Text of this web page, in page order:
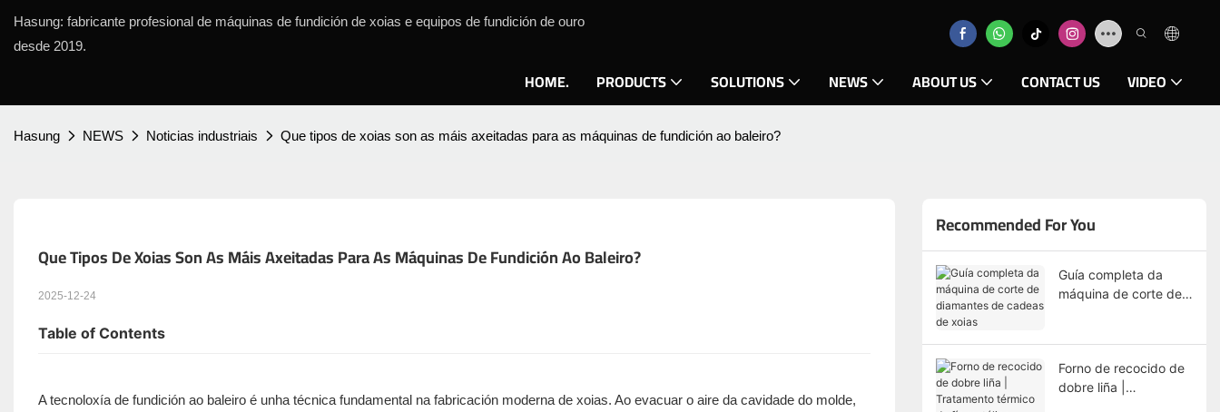
Hasung: fabricante profesional de máquinas de fundición de xoias e equipos de fundición de ouro
desde 2019.
HOME. PRODUCTS SOLUTIONS NEWS ABOUT US CONTACT US VIDEO
Hasung NEWS Noticias industriais Que tipos de xoias son as máis axeitadas para as máquinas de fundición ao baleiro?
Que Tipos De Xoias Son As Máis Axeitadas Para As Máquinas De Fundición Ao Baleiro?
2025-12-24
Table of Contents
A tecnoloxía de fundición ao baleiro é unha técnica fundamental na fabricación moderna de xoias. Ao evacuar o aire da cavidade do molde,
Recommended For You
Guía completa da
máquina de corte de
Forno de recocido de
dobre liña |